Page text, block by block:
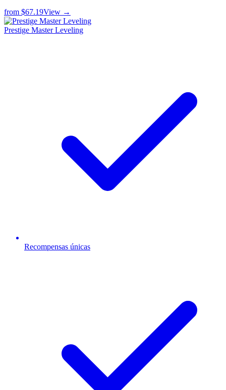
from $67.19View →
Prestige Master Leveling
Recompensas únicas